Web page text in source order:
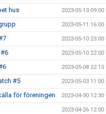
hus 2023-05-13 09:00
2023-05-11 16:00
2023-05-10 23:00
2023-05-10 22:00
2023-05-08 22:15
#5 2023-05-03 11:00
för föreningen 2023-04-30 12:30
2023-04-26 12:00